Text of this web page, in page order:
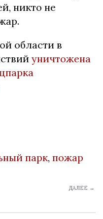
никто не
области в
уничтожена
парк, пожар
ДАЛЕЕ →